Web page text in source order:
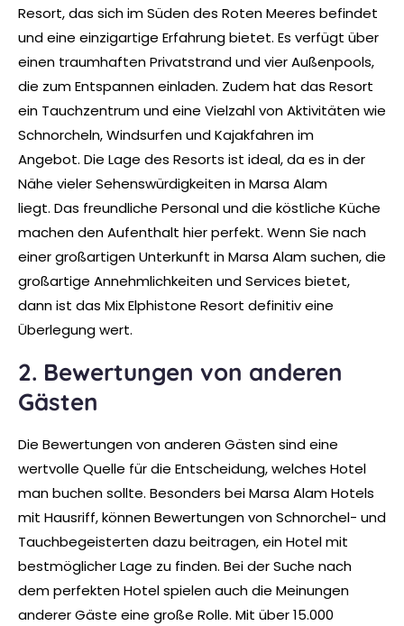
Resort, das sich im Süden des Roten Meeres befindet
und eine einzigartige Erfahrung bietet. Es verfügt über
einen traumhaften Privatstrand und vier Außenpools,
die zum Entspannen einladen. Zudem hat das Resort
ein Tauchzentrum und eine Vielzahl von Aktivitäten wie
Schnorcheln, Windsurfen und Kajakfahren im
Angebot. Die Lage des Resorts ist ideal, da es in der
Nähe vieler Sehenswürdigkeiten in Marsa Alam
liegt. Das freundliche Personal und die köstliche Küche
machen den Aufenthalt hier perfekt. Wenn Sie nach
einer großartigen Unterkunft in Marsa Alam suchen, die
großartige Annehmlichkeiten und Services bietet,
dann ist das Mix Elphistone Resort definitiv eine
Überlegung wert.
2. Bewertungen von anderen
Gästen
Die Bewertungen von anderen Gästen sind eine
wertvolle Quelle für die Entscheidung, welches Hotel
man buchen sollte. Besonders bei Marsa Alam Hotels
mit Hausriff, können Bewertungen von Schnorchel- und
Tauchbegeisterten dazu beitragen, ein Hotel mit
bestmöglicher Lage zu finden. Bei der Suche nach
dem perfekten Hotel spielen auch die Meinungen
anderer Gäste eine große Rolle. Mit über 15.000